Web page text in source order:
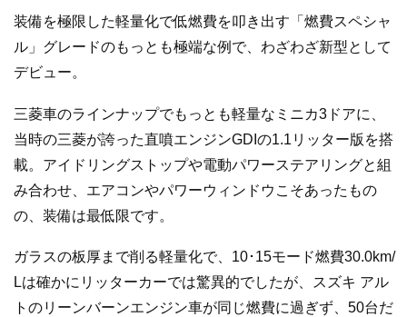
装備を極限した軽量化で低燃費を叩き出す「燃費スペシャ
ル」グレードのもっとも極端な例で、わざわざ新型として
デビュー。
三菱車のラインナップでもっとも軽量なミニカ3ドアに、
当時の三菱が誇った直噴エンジンGDIの1.1リッター版を搭
載。アイドリングストップや電動パワーステアリングと組
み合わせ、エアコンやパワーウィンドウこそあったもの
の、装備は最低限です。
ガラスの板厚まで削る軽量化で、10･15モード燃費30.0km/
Lは確かにリッターカーでは驚異的でしたが、スズキ アル
トのリーンバーンエンジン車が同じ燃費に過ぎず、50台だ